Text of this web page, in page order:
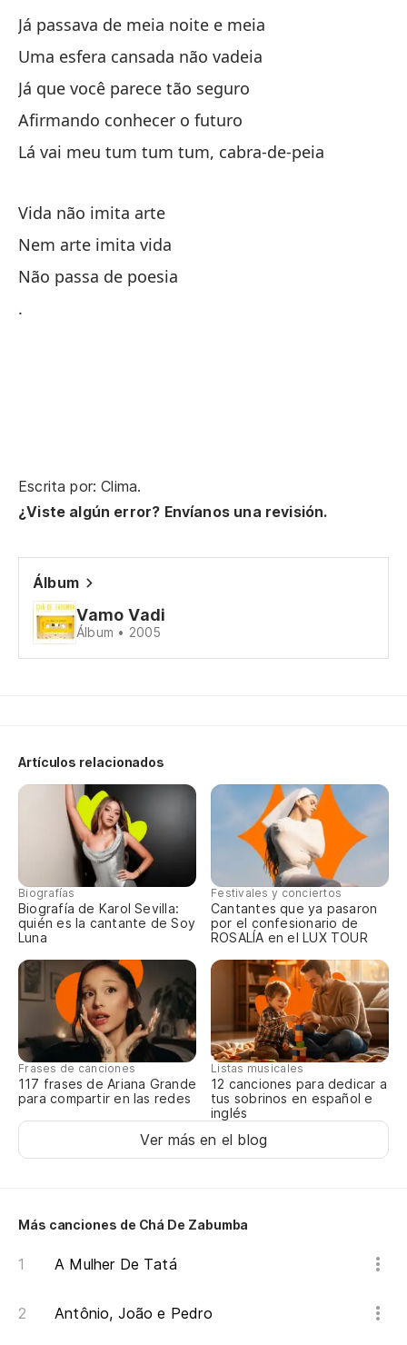
Já passava de meia noite e meia
Uma esfera cansada não vadeia
Já que você parece tão seguro
Afirmando conhecer o futuro
Lá vai meu tum tum tum, cabra-de-peia
Vida não imita arte
Nem arte imita vida
Não passa de poesia
.
Escrita por: Clima.
¿Viste algún error? Envíanos una revisión.
Álbum
Vamo Vadi
Álbum • 2005
Artículos relacionados
Biografías
Biografía de Karol Sevilla:
quién es la cantante de Soy
Luna
Festivales y conciertos
Cantantes que ya pasaron
por el confesionario de
ROSALÍA en el LUX TOUR
Frases de canciones
117 frases de Ariana Grande
para compartir en las redes
Listas musicales
12 canciones para dedicar a
tus sobrinos en español e
inglés
Ver más en el blog
Más canciones de Chá De Zabumba
A Mulher De Tatá
Antônio, João e Pedro